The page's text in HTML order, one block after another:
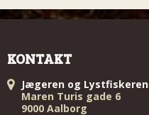
KONTAKT
Jægeren og Lystfiskeren
Maren Turis gade 6
9000 Aalborg